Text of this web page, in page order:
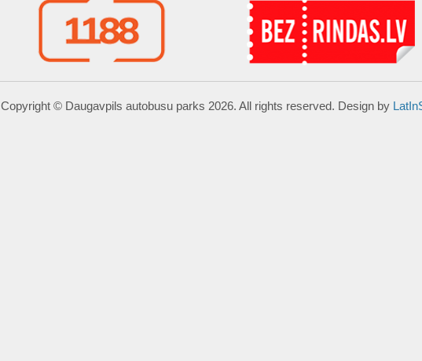
Copyright © Daugavpils autobusu parks 2026. All rights reserved. Design by